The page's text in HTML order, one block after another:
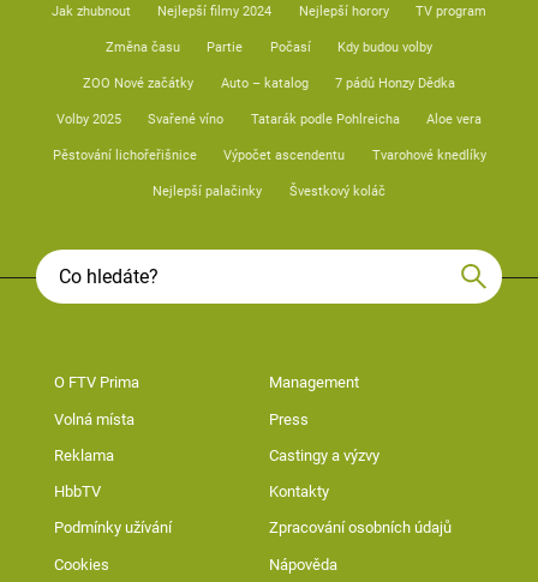
Jak zhubnout Nejlepší filmy 2024 Nejlepší horory TV program
Změna času Partie Počasí Kdy budou volby
ZOO Nové začátky Auto – katalog 7 pádů Honzy Dědka
Volby 2025 Svařené víno Tatarák podle Pohlreicha Aloe vera
Pěstování lichořeřišnice Výpočet ascendentu Tvarohové knedlíky
Nejlepší palačinky Švestkový koláč
O FTV Prima Management
Volná místa Press
Reklama Castingy a výzvy
HbbTV Kontakty
Podmínky užívání Zpracování osobních údajů
Cookies Nápověda